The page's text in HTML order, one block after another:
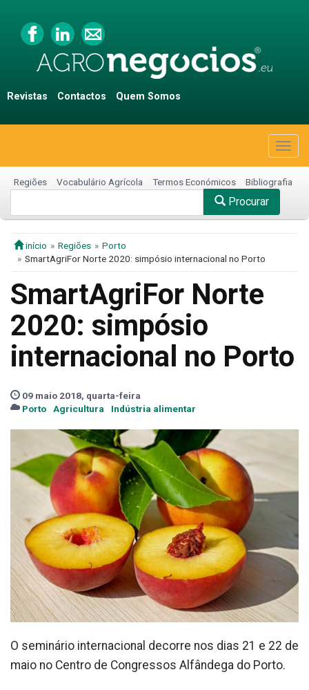
Revistas Contactos Quem Somos
Regiões Vocabulário Agrícola Termos Económicos Bibliografia
Procurar
início Regiões
Porto
SmartAgriFor Norte 2020: simpósio internacional no Porto
SmartAgriFor Norte
2020: simpósio
internacional no Porto
09 maio 2018, quarta-feira
Porto
Agricultura Indústria alimentar
O seminário internacional decorre nos dias 21 e 22 de
maio no Centro de Congressos Alfândega do Porto.